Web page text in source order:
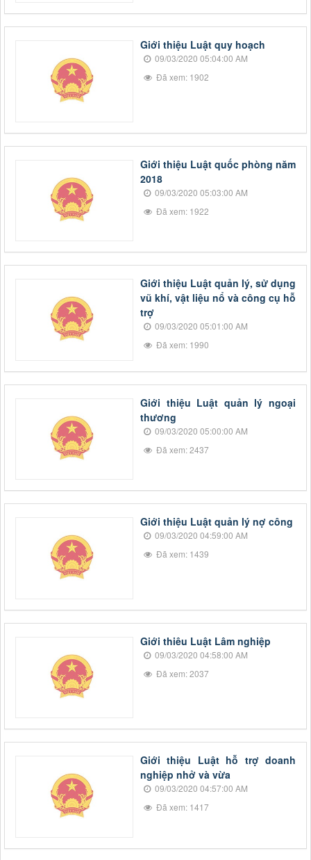
Giới thiệu Luật quy hoạch
09/03/2020 05:04:00 AM
Đã xem: 1902
Giới thiệu Luật quốc phòng năm
2018
09/03/2020 05:03:00 AM
Đã xem: 1922
Giới thiệu Luật quản lý, sử dụng
vũ khí, vật liệu nổ và công cụ hỗ
trợ
09/03/2020 05:01:00 AM
Đã xem: 1990
Giới thiệu Luật quản lý ngoại
thương
09/03/2020 05:00:00 AM
Đã xem: 2437
Giới thiệu Luật quản lý nợ công
09/03/2020 04:59:00 AM
Đã xem: 1439
Giới thiêu Luật Lâm nghiệp
09/03/2020 04:58:00 AM
Đã xem: 2037
Giới thiệu Luật hỗ trợ doanh
nghiệp nhở và vừa
09/03/2020 04:57:00 AM
Đã xem: 1417